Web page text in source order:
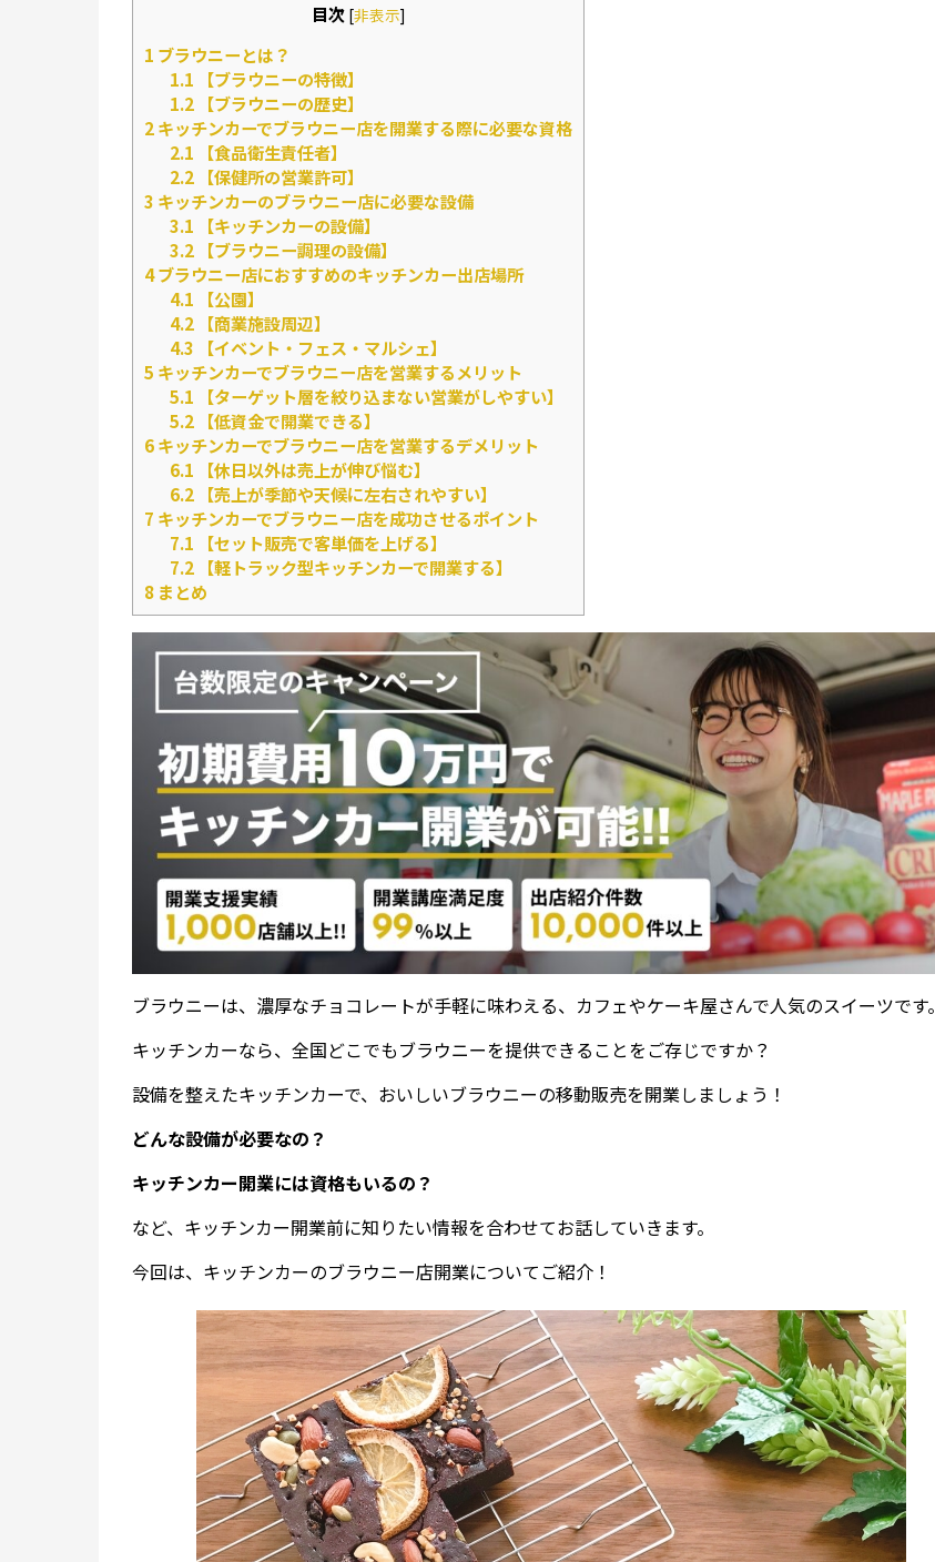
目次 [非表示]
1 ブラウニーとは？
1.1 【ブラウニーの特徴】
1.2【ブラウニーの歴史】
2キッチンカーでブラウニー店を開業する際に必要な資格
2.1 【食品衛生責任者】
2.2【保健所の営業許可】
3 キッチンカーのブラウニー店に必要な設備
3.1 【キッチンカーの設備】
3.2【ブラウニー調理の設備】
4ブラウニー店におすすめのキッチンカー出店場所
4.1 【公園】
4.2【商業施設周辺】
4.3 【イベント・フェス・マルシェ】
5 キッチンカーでブラウニー店を営業するメリット
5.1 【ターゲット層を絞り込まない営業がしやすい】
5.2【低資金で開業できる】
6キッチンカーでブラウニー店を営業するデメリット
6.1 【休日以外は売上が伸び悩む】
6.2【売上が季節や天候に左右されやすい】
7 キッチンカーでブラウニー店を成功させるポイント
7.1 【セット販売で客単価を上げる】
7.2【軽トラック型キッチンカーで開業する】
8 まとめ
ブラウニーは、濃厚なチョコレートが手軽に味わえる、カフェやケーキ屋さんで人気のスイーツです。
キッチンカーなら、全国どこでもブラウニーを提供できることをご存じですか？
設備を整えたキッチンカーで、おいしいブラウニーの移動販売を開業しましょう！
どんな設備が必要なの？
キッチンカー開業には資格もいるの？
など、キッチンカー開業前に知りたい情報を合わせてお話していきます。
今回は、キッチンカーのブラウニー店開業についてご紹介！